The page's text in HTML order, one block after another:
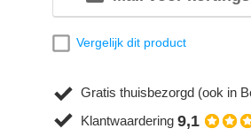
Vergelijk dit product
Gratis thuisbezorgd (ook in
Klantwaardering 9,1